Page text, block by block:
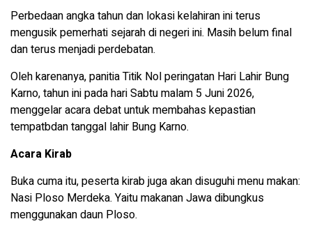
Perbedaan angka tahun dan lokasi kelahiran ini terus
mengusik pemerhati sejarah di negeri ini. Masih belum final
dan terus menjadi perdebatan.
Oleh karenanya, panitia Titik Nol peringatan Hari Lahir Bung
Karno, tahun ini pada hari Sabtu malam 5 Juni 2026,
menggelar acara debat untuk membahas kepastian
tempatbdan tanggal lahir Bung Karno.
Acara Kirab
Buka cuma itu, peserta kirab juga akan disuguhi menu makan:
Nasi Ploso Merdeka. Yaitu makanan Jawa dibungkus
menggunakan daun Ploso.